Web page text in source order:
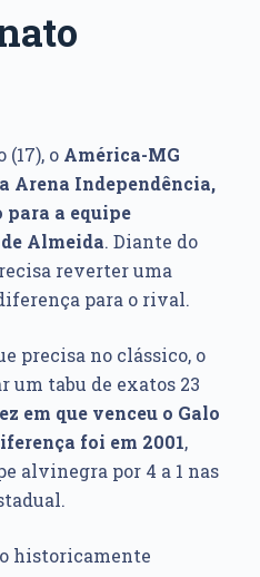
o América-MG
Arena Independência,
para a equipe
Almeida. Diante do
reverter uma
para o rival.
precisa no clássico, o
um tabu de exatos 23
em que venceu o Galo
foi em 2001,
alvinegra por 4 a 1 nas
historicamente